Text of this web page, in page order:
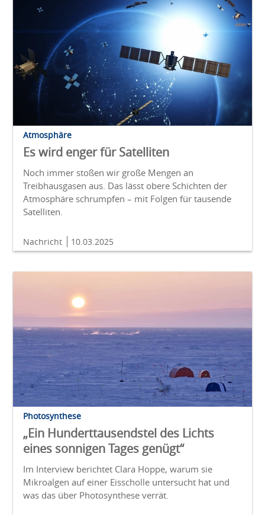
Atmosphäre
Es wird enger für Satelliten
Noch immer stoßen wir große Mengen an
Treibhausgasen aus. Das lässt obere Schichten der
Atmosphäre schrumpfen – mit Folgen für tausende
Satelliten.
Nachricht 10.03.2025
Photosynthese
„Ein Hunderttausendstel des Lichts
eines sonnigen Tages genügt“
Im Interview berichtet Clara Hoppe, warum sie
Mikroalgen auf einer Eisscholle untersucht hat und
was das über Photosynthese verrät.